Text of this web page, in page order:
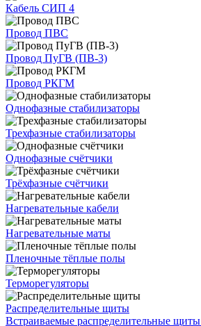
Кабель СИП 4
Провод ПВС
Провод ПуГВ (ПВ-3)
Провод РКГМ
Однофазные стабилизаторы
Трехфазные стабилизаторы
Однофазные счётчики
Трёхфазные счётчики
Нагревательные кабели
Нагревательные маты
Пленочные тёплые полы
Терморегуляторы
Распределительные щиты
Встраиваемые распределительные щиты